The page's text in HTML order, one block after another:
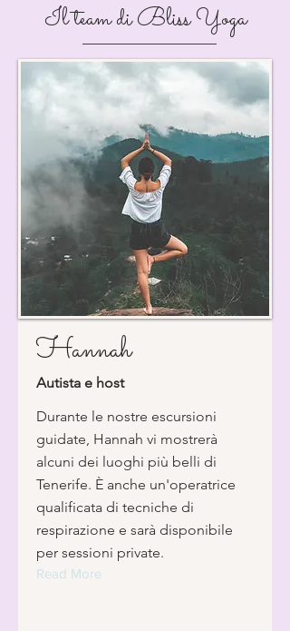
Il team di Bliss Yoga
Hannah
Autista e host
Durante le nostre escursioni
guidate, Hannah vi mostrerà
alcuni dei luoghi più belli di
Tenerife. È anche un'operatrice
qualificata di tecniche di
respirazione e sarà disponibile
per sessioni private.
Read More